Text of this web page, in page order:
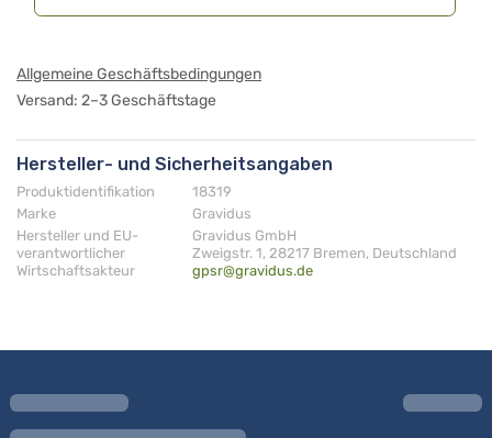
Allgemeine Geschäftsbedingungen
Versand: 2–3 Geschäftstage
Hersteller- und Sicherheitsangaben
Produktidentifikation
18319
Marke
Gravidus
Hersteller und EU-
verantwortlicher
Wirtschaftsakteur
Gravidus GmbH
Zweigstr. 1, 28217 Bremen, Deutschland
gpsr@gravidus.de